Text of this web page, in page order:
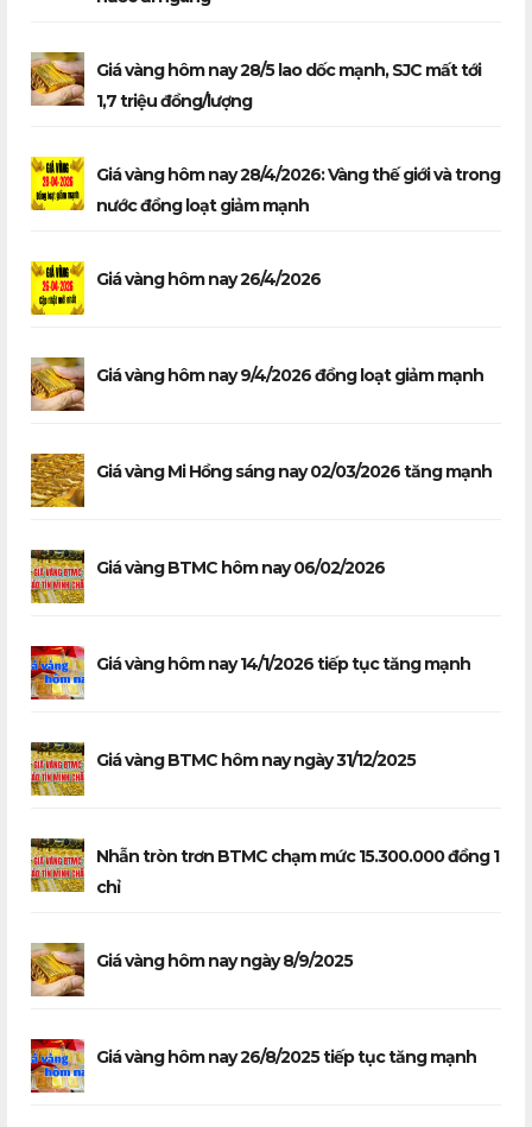
Giá vàng hôm nay 28/5 lao dốc mạnh, SJC mất tới
1,7 triệu đồng/lượng
Giá vàng hôm nay 28/4/2026: Vàng thế giới và trong
nước đồng loạt giảm mạnh
Giá vàng hôm nay 26/4/2026
Giá vàng hôm nay 9/4/2026 đồng loạt giảm mạnh
Giá vàng Mi Hồng sáng nay 02/03/2026 tăng mạnh
Giá vàng BTMC hôm nay 06/02/2026
Giá vàng hôm nay 14/1/2026 tiếp tục tăng mạnh
Giá vàng BTMC hôm nay ngày 31/12/2025
Nhẫn tròn trơn BTMC chạm mức 15.300.000 đồng 1
chỉ
Giá vàng hôm nay ngày 8/9/2025
Giá vàng hôm nay 26/8/2025 tiếp tục tăng mạnh